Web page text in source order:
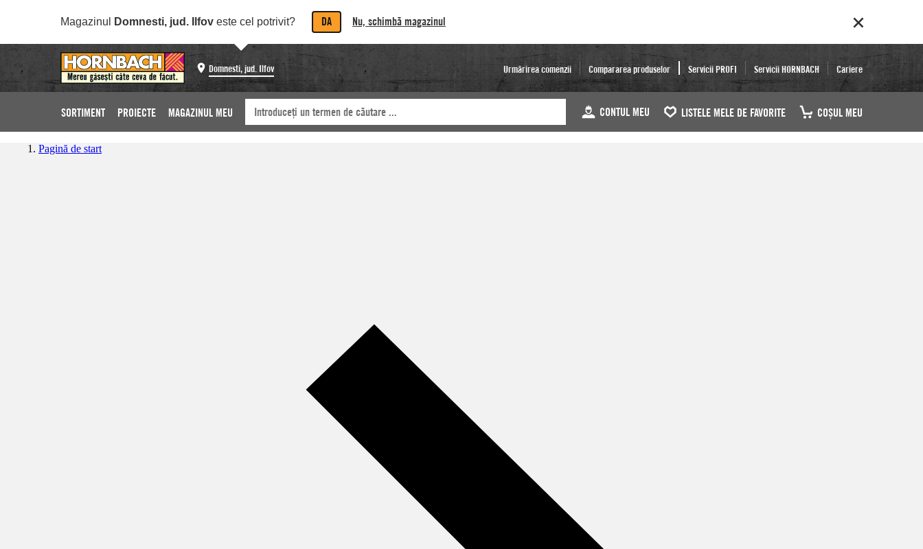
Magazinul Domnesti, jud. Ilfov este cel potrivit? DA Nu, schimbă magazinul
Domnesti, jud. Ilfov Urmărirea comenzii Compararea produselor Servicii PROFI Servicii HORNBACH Cariere
SORTIMENT PROIECTE MAGAZINUL MEU CONTUL MEU LISTELE MELE DE FAVORITE COŞUL MEU
Pagină de start